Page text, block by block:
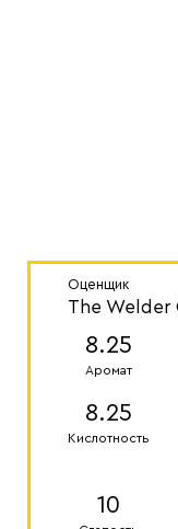
Оценщик
The Welder
8.25
Аромат
8.25
Кислотность
10